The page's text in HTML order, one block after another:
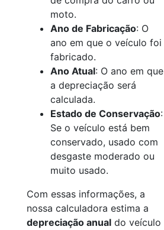
moto.
Ano de Fabricação: O
ano em que o veículo foi
fabricado.
Ano Atual: O ano em que
a depreciação será
calculada.
Estado de Conservação:
Se o veículo está bem
conservado, usado com
desgaste moderado ou
muito usado.
Com essas informações, a
nossa calculadora estima a
depreciação anual do veículo